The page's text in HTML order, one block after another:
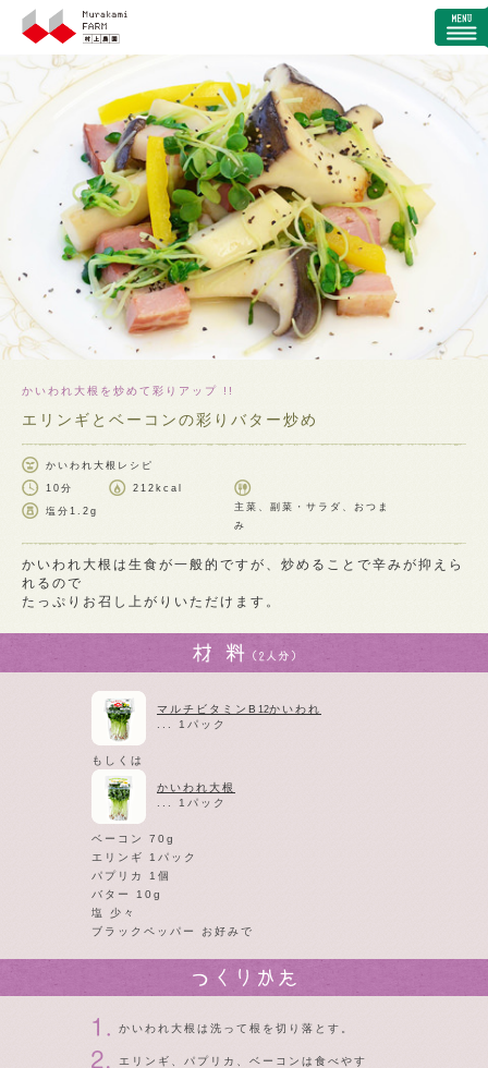
かいわれ大根を炒めて彩りアップ !!
エリンギとベーコンの彩りバター炒め
かいわれ大根レシピ
10分 212kcal
塩分 1.2g
主菜、副菜・サラダ、おつま
み
かいわれ大根は生食が一般的ですが、炒めることで辛みが抑えら
れるので
たっぷりお召し上がりいただけます。
マルチビタミンB 12かいわれ
... 1パック
もしくは
かいわれ大根
... 1パック
ベーコン 70g
エリンギ 1パック
パプリカ 1個
バター 10g
塩 少々
ブラックペッパー お好みで
かいわれ大根は洗って根を切り落とす。
エリンギ、パプリカ、ベーコンは食べやす